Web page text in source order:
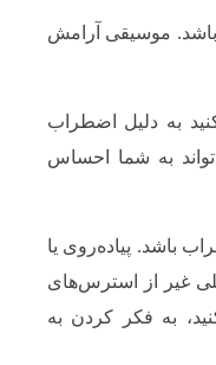
موسیقی آرامش
به دلیل اضطراب
به شما احساس
باشد. پیاده‌روی یا
غیر از استرس‌های
به فکر کردن به